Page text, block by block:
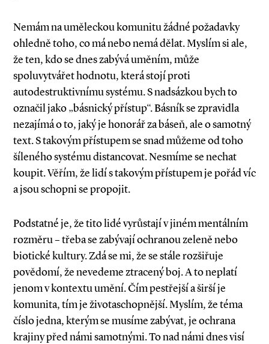
Nemám na uměleckou komunitu žádné požadavky
ohledně toho, co má nebo nemá dělat. Myslím si ale,
že ten, kdo se dnes zabývá uměním, může
spoluvytvářet hodnotu, která stojí proti
autodestruktivnímu systému. S nadsázkou bych to
označil jako „básnický přístup“. Básník se zpravidla
nezajímá o to, jaký je honorář za báseň, ale o samotný
text. S takovým přístupem se snad můžeme od toho
šíleného systému distancovat. Nesmíme se nechat
koupit. Věřím, že lidí s takovým přístupem je pořád víc
a jsou schopni se propojit.
Podstatné je, že tito lidé vyrůstají v jiném mentálním
rozměru – třeba se zabývají ochranou zeleně nebo
biotické kultury. Zdá se mi, že se stále rozšiřuje
povědomí, že nevedeme ztracený boj. A to neplatí
jenom v kontextu umění. Čím pestřejší a širší je
komunita, tím je životaschopnější. Myslím, že téma
číslo jedna, kterým se musíme zabývat, je ochrana
krajiny před námi samotnými. To nad námi dnes visí